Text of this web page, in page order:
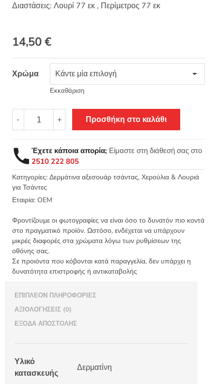
Διαστάσεις: Λουρί 77 εκ , Περίμετρος 77 εκ
14,50€
Χρώμα
Εκκαθάριση
-
Ζώνη
πουγκί
ποσότητα
+ Προσθήκη στο καλάθι
Έχετε κάποια απορία; Είμαστε στη διάθεσή σας στο
2510 222 805
Κατηγορίες: Δερμάτινα αξεσουάρ τσάντας, Χερούλια & Λουριά
για Τσάντες
Εταιρία: OEM
Φροντίζουμε οι φωτογραφίες να είναι όσο το δυνατόν πιο κοντά
στο πραγματικό προϊόν. Ωστόσο, ενδέχεται να υπάρχουν
μικρές διαφορές στα χρώματα λόγω των ρυθμίσεων της
οθόνης σας.
Σε προιόντα που κόβονται κατά παραγγελία, δεν υπάρχει η
δυνατότητα επιστροφής ή αντικαταβολής
ΕΠΙΠΛΈΟΝ ΠΛΗΡΟΦΟΡΊΕΣ
ΑΞΙΟΛΟΓΉΣΕΙΣ (0)
ΈΞΟΔΑ ΑΠΟΣΤΟΛΉΣ
Υλικό
κατασκευής
Δερματίνη